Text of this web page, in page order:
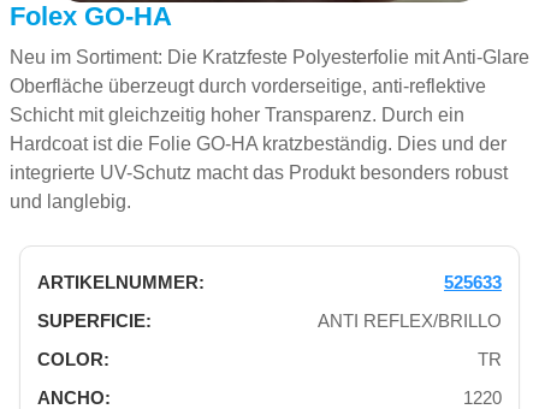
Folex GO-HA
Neu im Sortiment: Die Kratzfeste Polyesterfolie mit Anti-Glare
Oberfläche überzeugt durch vorderseitige, anti-reflektive
Schicht mit gleichzeitig hoher Transparenz. Durch ein
Hardcoat ist die Folie GO-HA kratzbeständig. Dies und der
integrierte UV-Schutz macht das Produkt besonders robust
und langlebig.
525633
ANTI REFLEX/BRILLO
TR
1220